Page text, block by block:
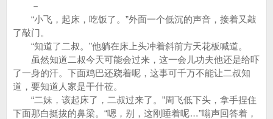
－
“小飞，起床，吃饭了。”外面一个低沉的声音，接着又敲
了敲门。
“知道了二叔。”他躺在床上头冲着斜前方天花板喊道。
虽然知道二叔今天可能会过来，这一会儿功夫他还是给吓
了一身的汗。下面鸡巴还跷着呢，这事可千万不能让二叔知
道，要知道人家是干什莅。
“二妹，该起床了，二叔过来了。”周飞低下头，拿手捏住
下面那白挺拔的鼻梁。“嗯，别，这刚睡着呢…”嗡声回答着，